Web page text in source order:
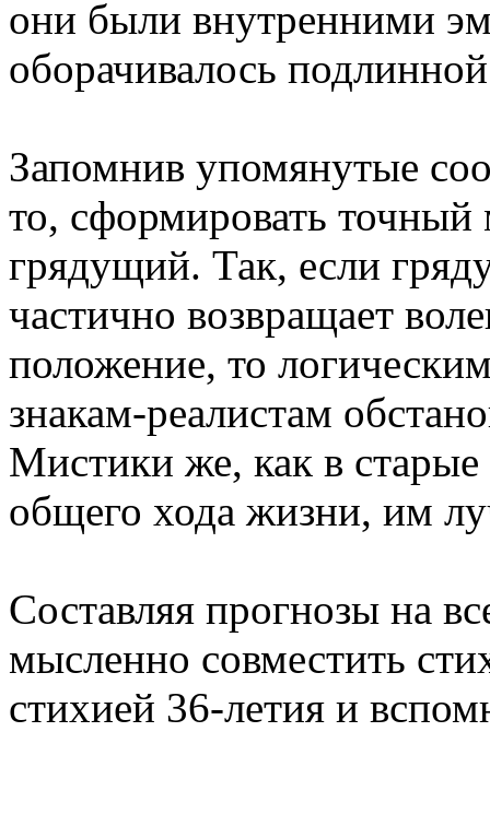
они были внутренними
оборачивалось
Запомнив упомянутые
то, сформировать точный
грядущий. Так, если
частично возвращает
положение, то
знакам-реалистам
Мистики же, как в
общего хода жизни, им
Составляя прогнозы на
мысленно совместить
стихией 36-летия и